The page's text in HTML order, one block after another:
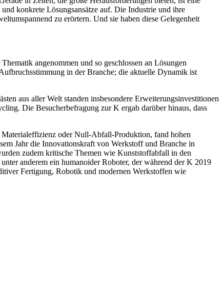
konkrete Lösungsansätze auf. Die Industrie und ihre
zu erörtern. Und sie haben diese Gelegenheit
angenommen und so geschlossen an Lösungen
in der Branche; die aktuelle Dynamik ist
aus aller Welt standen insbesondere Erweiterungsinvestitionen
Die Besucherbefragung zur K ergab darüber hinaus, dass
Materialeffizienz oder Null-Abfall-Produktion, fand hohen
Jahr die Innovationskraft von Werkstoff und Branche in
zudem kritische Themen wie Kunststoffabfall in den
anderem ein humanoider Roboter, der während der K 2019
Fertigung, Robotik und modernen Werkstoffen wie